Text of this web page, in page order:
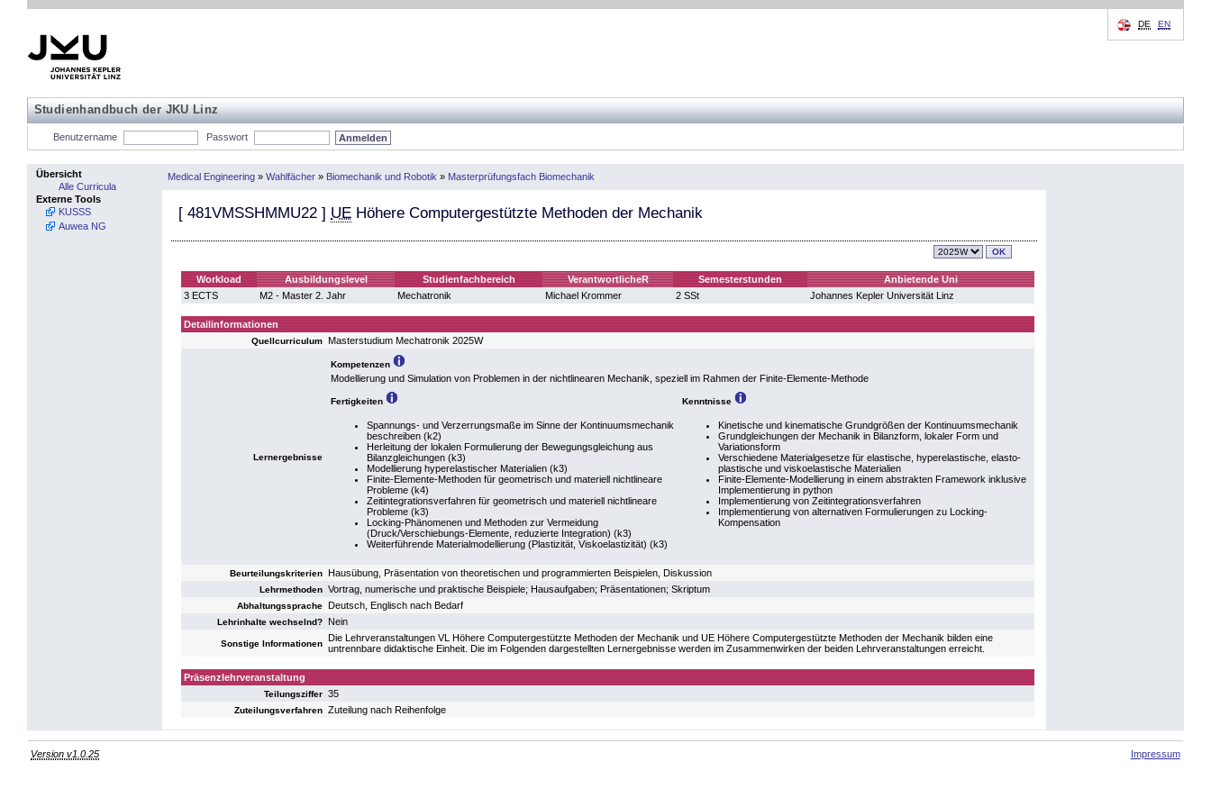
Studienhandbuch der JKU Linz
DE EN
Benutzername Passwort
Übersicht
Alle Curricula
Externe Tools
KUSSS
Auwea NG
Medical Engineering » Wahlfächer » Biomechanik und Robotik » Masterprüfungsfach Biomechanik
[ 481VMSSHMMU22 ] UE Höhere Computergestützte Methoden der Mechanik
Workload Ausbildungslevel Studienfachbereich VerantwortlicheR Semesterstunden
Anbietende Uni
3 ECTS
M2 - Master 2. Jahr Mechatronik Michael Krommer 2 SSt Johannes Kepler Universität Linz
Detailinformationen
Quellcurriculum Masterstudium Mechatronik 2025W
Lernergebnisse
Kompetenzen
Modellierung und Simulation von Problemen in der nichtlinearen Mechanik, speziell im Rahmen der Finite-Elemente-Methode
Fertigkeiten Kenntnisse
Spannungs- und Verzerrungsmaße im Sinne der Kontinuumsmechanik
beschreiben (k2)
Herleitung der lokalen Formulierung der Bewegungsgleichung aus
Bilanzgleichungen (k3)
Modellierung hyperelastischer Materialien (k3)
Finite-Elemente-Methoden für geometrisch und materiell nichtlineare
Probleme (k4)
Zeitintegrationsverfahren für geometrisch und materiell nichtlineare
Probleme (k3)
Locking-Phänomenen und Methoden zur Vermeidung
(Druck/Verschiebungs-Elemente, reduzierte Integration) (k3)
Weiterführende Materialmodellierung (Plastizität, Viskoelastizität) (k3)
Kinetische und kinematische Grundgrößen der Kontinuumsmechanik
Grundgleichungen der Mechanik in Bilanzform, lokaler Form und
Variationsform
Verschiedene Materialgesetze für elastische, hyperelastische, elasto-
plastische und viskoelastische Materialien
Finite-Elemente-Modellierung in einem abstrakten Framework inklusive
Implementierung in python
Implementierung von Zeitintegrationsverfahren
Implementierung von alternativen Formulierungen zu Locking-
Kompensation
Beurteilungskriterien Hausübung, Präsentation von theoretischen und programmierten Beispielen, Diskussion
Lehrmethoden Vortrag, numerische und praktische Beispiele; Hausaufgaben; Präsentationen; Skriptum
Abhaltungssprache Deutsch, Englisch nach Bedarf
Lehrinhalte wechselnd? Nein
Sonstige Informationen
Die Lehrveranstaltungen VL Höhere Computergestützte Methoden der Mechanik und UE Höhere Computergestützte Methoden der Mechanik bilden eine
untrennbare didaktische Einheit. Die im Folgenden dargestellten Lernergebnisse werden im Zusammenwirken der beiden Lehrveranstaltungen erreicht.
Präsenzlehrveranstaltung
Teilungsziffer 35
Zuteilungsverfahren Zuteilung nach Reihenfolge
Version v1.0.25 Impressum